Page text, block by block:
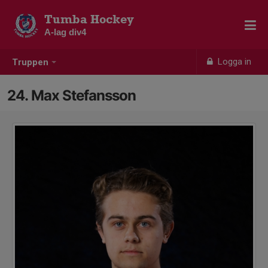
Truppen Logga in
Tumba Hockey
A-lag div4
24. Max Stefansson